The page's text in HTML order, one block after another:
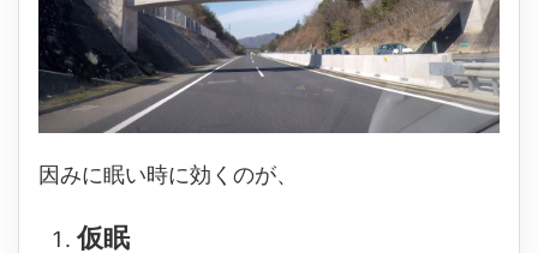
因みに眠い時に効くのが、
仮眠